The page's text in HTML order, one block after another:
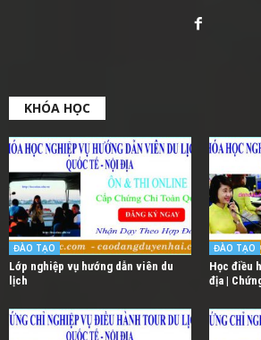
KHÓA HỌC
ĐÀO TẠO
Lớp nghiệp vụ hướng dẫn viên du
lịch
ĐÀO TẠO
Học điều
địa |